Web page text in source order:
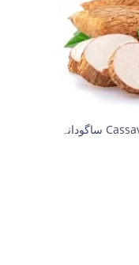
ساگودانہ Cassava tapioca Manihot esculenta